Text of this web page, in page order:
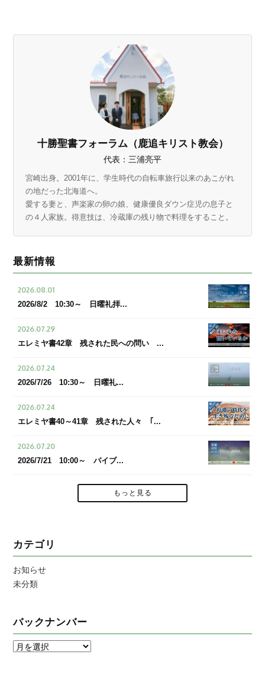
十勝聖書フォーラム（鹿追キリスト教会）
代表：三浦亮平
宮崎出身。2001年に、学生時代の自転車旅行以来のあこがれ
の地だった北海道へ。
愛する妻と、声楽家の卵の娘、健康優良ダウン症児の息子と
の４人家族。得意技は、冷蔵庫の残り物で料理をすること。
最新情報
2026.08.01
2026/8/2 10:30～ 日曜礼拝...
2026.07.29
エレミヤ書42章 残された民への問い ...
2026.07.24
2026/7/26 10:30～ 日曜礼...
2026.07.24
エレミヤ書40～41章 残された人々 ｢...
2026.07.20
2026/7/21 10:00～ バイブ...
もっと見る
カテゴリ
お知らせ
未分類
バックナンバー